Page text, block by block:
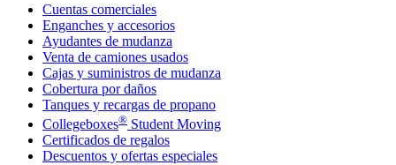
Cuentas comerciales
Enganches y accesorios
Ayudantes de mudanza
Venta de camiones usados
Cajas y suministros de mudanza
Cobertura por daños
Tanques y recargas de propano
Collegeboxes® Student Moving
Certificados de regalos
Descuentos y ofertas especiales